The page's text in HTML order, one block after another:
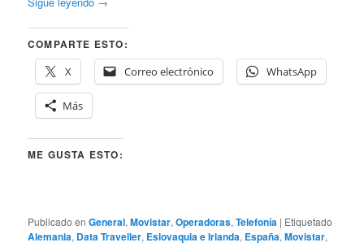
COMPARTE ESTO:
X
Correo electrónico WhatsApp
Más
ME GUSTA ESTO:
Publicado en General,Movistar,Operadoras,Telefonía | Etiquetado
Alemania, Data Traveller, Eslovaquia e Irlanda, España,Movistar,